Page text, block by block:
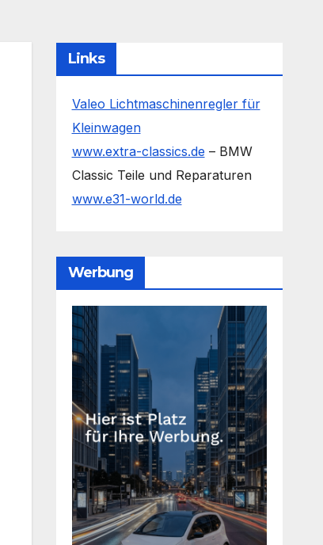
Links
Valeo Lichtmaschinenregler für
Kleinwagen
www.extra-classics.de – BMW
Classic Teile und Reparaturen
www.e31-world.de
Werbung